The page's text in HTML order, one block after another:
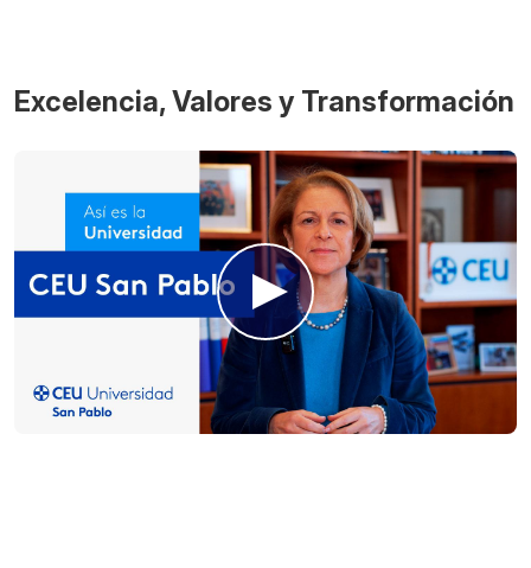
Excelencia, Valores y Transformación